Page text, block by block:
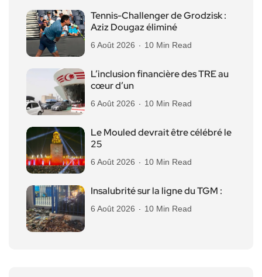
Tennis-Challenger de Grodzisk :
Aziz Dougaz éliminé
6 Août 2026 10 Min Read
L’inclusion financière des TRE au
cœur d’un
6 Août 2026 10 Min Read
Le Mouled devrait être célébré le
25
6 Août 2026 10 Min Read
Insalubrité sur la ligne du TGM :
6 Août 2026 10 Min Read